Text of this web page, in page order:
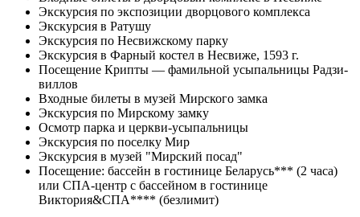
Экс­кур­сия по экс­по­зи­ции двор­цо­во­го ком­плек­са
Экс­кур­сия в Ратушу
Экс­кур­сия по Несвижскому пар­ку
Экс­кур­сия в Фар­ный ко­стел в Не­сви­же, 1593 г.
По­се­ще­ние Крипты — фамильной усыпальницы Рад­зи­
вил­лов
Вход­ные би­ле­ты в му­зей Мир­ско­го зам­ка
Экс­кур­сия по Мирскому зам­ку
Осмотр пар­ка и церкви-усыпальницы
Экс­кур­сия по поселку Мир
Экс­кур­сия в му­зей "Мирский посад"
По­се­ще­ние: бас­сейн в го­сти­ни­це Бе­ла­русь*** (2 ча­са)
или СПА-центр с бас­сей­ном в го­сти­ни­це
Виктория&СПА**** (безлимит)